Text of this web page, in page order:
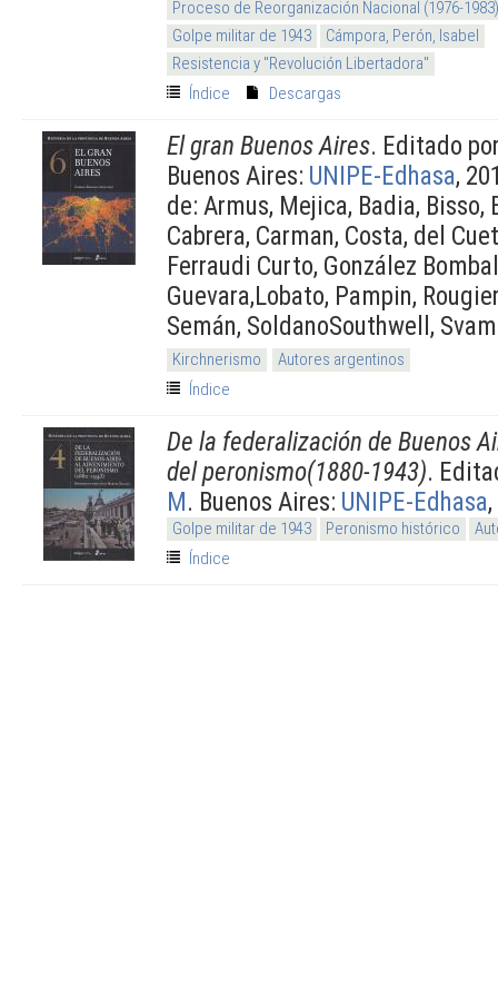
Proceso de Reorganización Nacional (1976-1983)
Golpe militar de 1943
Cámpora, Perón, Isabel
Resistencia y "Revolución Libertadora"
Índice
Descargas
El gran Buenos Aires. Editado
Buenos Aires: UNIPE-Edhasa,
de: Armus, Mejica, Badia, Bisso,
Cabrera, Carman, Costa, del
Ferraudi Curto, González
Guevara,Lobato, Pampin,
Semán, SoldanoSouthwell,
Kirchnerismo
Autores argentinos
Índice
De la federalización de Buenos
del peronismo(1880-1943).
M. Buenos Aires: UNIPE-Edhasa
Golpe militar de 1943 Peronismo histórico
Índice